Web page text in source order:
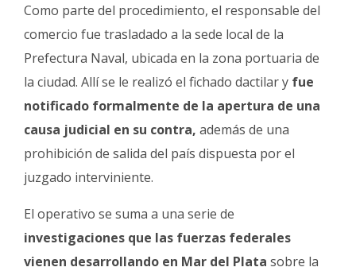
Como parte del procedimiento, el responsable del
comercio fue trasladado a la sede local de la
Prefectura Naval, ubicada en la zona portuaria de
la ciudad. Allí se le realizó el fichado dactilar y fue
notificado formalmente de la apertura de una
causa judicial en su contra, además de una
prohibición de salida del país dispuesta por el
juzgado interviniente.
El operativo se suma a una serie de
investigaciones que las fuerzas federales
vienen desarrollando en Mar del Plata sobre la